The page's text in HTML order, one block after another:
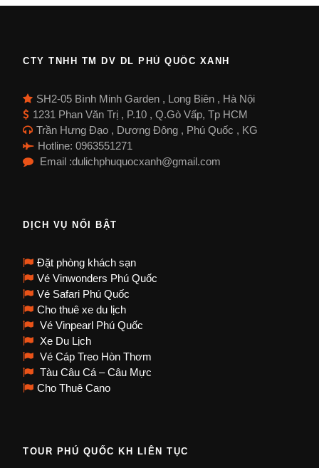
CTY TNHH TM DV DL PHÚ QUỐC XANH
SH2-05 Bình Minh Garden , Long Biên , Hà Nội
1231 Phan Văn Trị , P.10 , Q.Gò Vấp, Tp HCM
Trần Hưng Đạo , Dương Đông , Phú Quốc , KG
Hotline: 0963551271
Email :dulichphuquocxanh@gmail.com
DỊCH VỤ NỔI BẬT
Đặt phòng khách sạn
Vé Vinwonders Phú Quốc
Vé Safari Phú Quốc
Cho thuê xe du lịch
Vé Vinpearl Phú Quốc
Xe Du Lịch
Vé Cáp Treo Hòn Thơm
Tàu Câu Cá – Câu Mực
Cho Thuê Cano
TOUR PHÚ QUỐC KH LIÊN TỤC